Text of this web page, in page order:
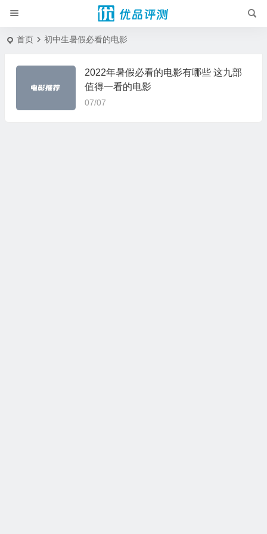
首页 初中生暑假必看的电影
2022年暑假必看的电影有哪些 这九部
值得一看的电影
07/07